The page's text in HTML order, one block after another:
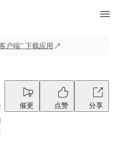
户端” 下载应用
催更 点赞 分享